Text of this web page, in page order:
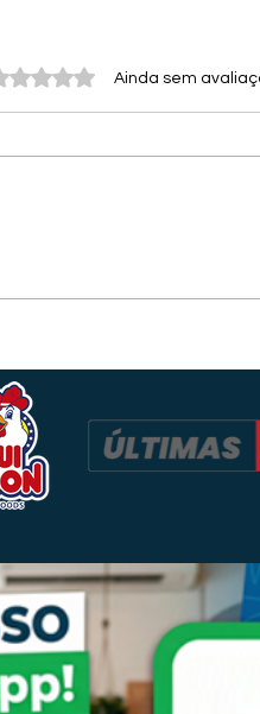
com 0 de 5
Ainda sem